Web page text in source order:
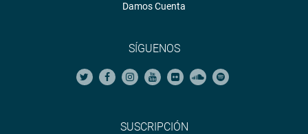
Damos Cuenta
SÍGUENOS
SUSCRIPCIÓN